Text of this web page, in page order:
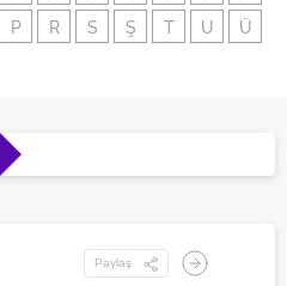
P R S Ş T U
Ü
Paylaş